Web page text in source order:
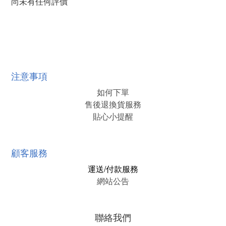
注意事項
如何下單
售後退換貨服務
貼心小提醒
顧客服務
運送/付款服務
網站公告
聯絡我們